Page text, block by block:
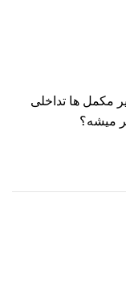
مکمل ها تداخلی
میشه؟